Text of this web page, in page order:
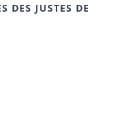
DES JUSTES DE